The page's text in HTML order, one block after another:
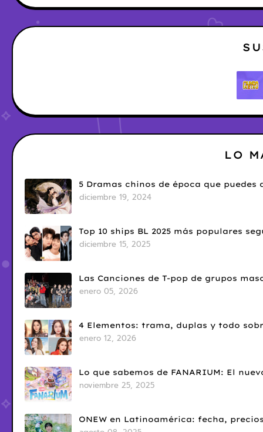
LO
5 Dramas chinos de época que
diciembre 19, 2024
Top 10 ships BL 2025 más populares
diciembre 15, 2025
Las Canciones de T-pop de grupos
enero 05, 2026
4 Elementos: trama, duplas y todo
enero 12, 2026
Lo que sabemos de FANARIUM: El
noviembre 25, 2025
ONEW en Latinoamérica: fecha,